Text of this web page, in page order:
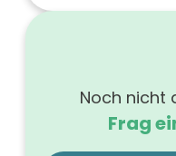
Noch nicht
Frag